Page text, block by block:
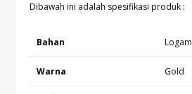
Dibawah ini adalah spesifikasi produk :
Bahan Logam
Warna Gold